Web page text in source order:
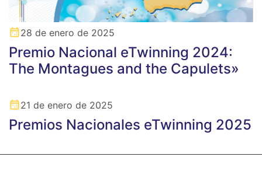
28 de enero de 2025
Premio Nacional eTwinning 2024:
The Montagues and the Capulets»
21 de enero de 2025
Premios Nacionales eTwinning 2025